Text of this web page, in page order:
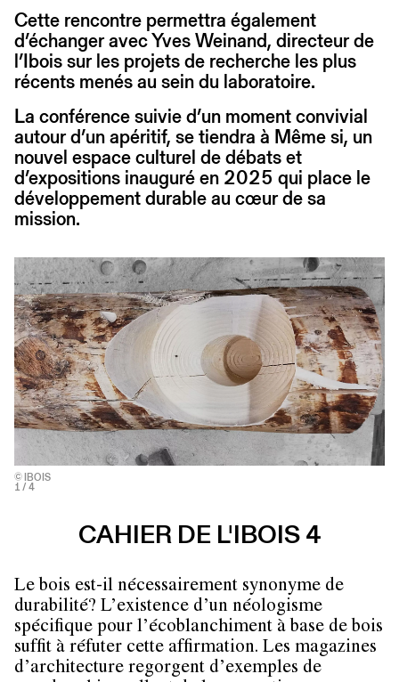
Cette rencontre permettra également
d’échanger avec Yves Weinand, directeur de
l’Ibois sur les projets de recherche les plus
récents menés au sein du laboratoire.
La conférence suivie d’un moment convivial
autour d’un apéritif, se tiendra à Même si, un
nouvel espace culturel de débats et
d’expositions inauguré en 2025 qui place le
développement durable au cœur de sa
mission.
© IBOIS
1 / 4
CAHIER DE L'IBOIS 4
Le bois est-il nécessairement synonyme de
durabilité? L’existence d’un néologisme
spécifique pour l’écoblanchiment à base de bois
suffit à réfuter cette affirmation. Les magazines
d’architecture regorgent d’exemples de